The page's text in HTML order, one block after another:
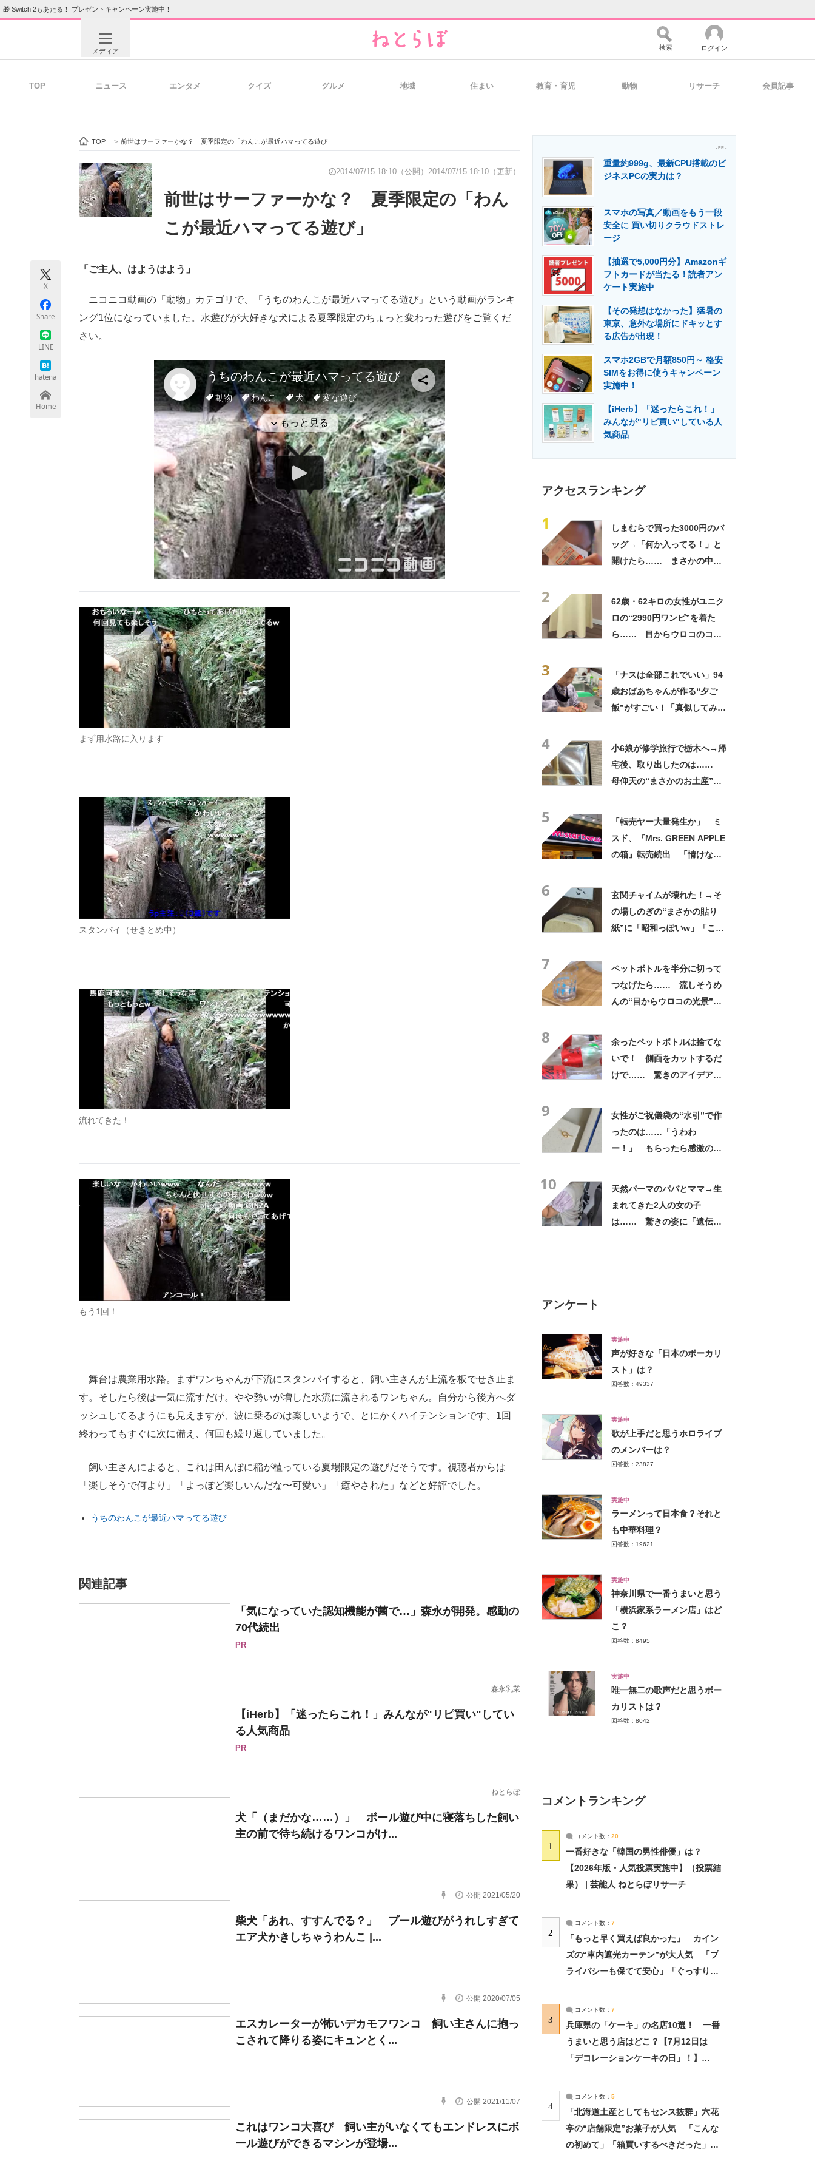
🎁 Switch 2もあたる！ プレゼントキャンペーン実施中！
メディア
ビジネスと働き方のヒント 経営リーダーのコミュニティ マーケ×ITの今がよく分かる
ITエンジニア向け専門サイト 企業向けIT製品の総合サイト 製造業のIT導入・活用を支援
エネルギーの専門メディア 建設×テクノロジーの最前線
検索 ログイン
TOP ニュース エンタメ クイズ グルメ 地域 住まい 教育・育児 動物 リサーチ 会員記事
TOP > 前世はサーファーかな？ 夏季限定の「わんこが最近ハマってる遊び」
2014/07/15 18:10（公開） 2014/07/15 18:10（更新）
前世はサーファーかな？ 夏季限定の「わん
こが最近ハマってる遊び」
X
Share
LINE
hatena
Home
「ご主人、はようはよう」
ニコニコ動画の「動物」カテゴリで、「うちのわんこが最近ハマってる遊び」という動画がランキ
ング1位になっていました。水遊びが大好きな犬による夏季限定のちょっと変わった遊びをご覧くだ
さい。
まず用水路に入ります
スタンバイ（せきとめ中）
流れてきた！
もう1回！
舞台は農業用水路。まずワンちゃんが下流にスタンバイすると、飼い主さんが上流を板でせき止ま
す。そしたら後は一気に流すだけ。やや勢いが増した水流に流されるワンちゃん。自分から後方へダ
ッシュしてるようにも見えますが、波に乗るのは楽しいようで、とにかくハイテンションです。1回
終わってもすぐに次に備え、何回も繰り返していました。
飼い主さんによると、これは田んぼに稲が植っている夏場限定の遊びだそうです。視聴者からは
「楽しそうで何より」「よっぽど楽しいんだな〜可愛い」「癒やされた」などと好評でした。
うちのわんこが最近ハマってる遊び
関連記事
「気になっていた認知機能が菌で…」森永が開発。感動の
70代続出
PR
森永乳業
【iHerb】「迷ったらこれ！」みんなが"リピ買い"してい
る人気商品
PR
ねとらぼ
犬「（まだかな……）」 ボール遊び中に寝落ちした飼い
主の前で待ち続けるワンコがけ...
公開 2021/05/20
柴犬「あれ、すすんでる？」 プール遊びがうれしすぎて
エア犬かきしちゃうわんこ |...
公開 2020/07/05
エスカレーターが怖いデカモフワンコ 飼い主さんに抱っ
こされて降りる姿にキュンとく...
公開 2021/11/07
これはワンコ大喜び 飼い主がいなくてもエンドレスにボ
ール遊びができるマシンが登場...
- PR -
重量約999g、最新CPU搭載のビ
ジネスPCの実力は？
スマホの写真／動画をもう一段
安全に 買い切りクラウドストレ
ージ
【抽選で5,000円分】Amazonギ
フトカードが当たる！読者アン
ケート実施中
【その発想はなかった】猛暑の
東京、意外な場所にドキッとす
る広告が出現！
スマホ2GBで月額850円～ 格安
SIMをお得に使うキャンペーン
実施中！
【iHerb】「迷ったらこれ！」
みんなが"リピ買い"している人
気商品
アクセスランキング
1
しまむらで買った3000円のバ
ッグ→「何か入ってる！」と
開けたら…… まさかの中身
2
62歳・62キロの女性がユニク
ロの“2990円ワンピ”を着た
ら…… 目からウロコのコー
3
「ナスは全部これでいい」94
歳おばあちゃんが作る“夕ご
飯”がすごい！「真似してみま
4
小6娘が修学旅行で栃木へ→帰
宅後、取り出したのは……
母仰天の“まさかのお土産”に
5
「転売ヤー大量発生か」 ミ
スド、『Mrs. GREEN APPLE
の箱』転売続出 「情けない
6
玄関チャイムが壊れた！→そ
の場しのぎの“まさかの貼り
紙”に「昭和っぽいw」「こん
7
ペットボトルを半分に切って
つなげたら…… 流しそうめ
んの“目からウロコの光景”に
8
余ったペットボトルは捨てな
いで！ 側面をカットするだ
けで…… 驚きのアイデアに
9
女性がご祝儀袋の“水引”で作
ったのは……「うわわ
ー！」 もらったら感激のデ
10
天然パーマのパパとママ→生
まれてきた2人の女の子
は…… 驚きの姿に「遺伝っ
アンケート
実施中
声が好きな「日本のボーカリ
スト」は？
回答数：49337
実施中
歌が上手だと思うホロライブ
のメンバーは？
回答数：23827
実施中
ラーメンって日本食？それと
も中華料理？
回答数：19621
実施中
神奈川県で一番うまいと思う
「横浜家系ラーメン店」はど
こ？
回答数：8495
実施中
唯一無二の歌声だと思うボー
カリストは？
回答数：8042
コメントランキング
1
コメント数： 20
一番好きな「韓国の男性俳優」は？
【2026年版・人気投票実施中】（投票結
果） | 芸能人 ねとらぼリサーチ
2
コメント数： 7
「もっと早く買えば良かった」 カイン
ズの“車内遮光カーテン”が大人気 「プ
ライバシーも保てて安心」「ぐっすり眠
3
コメント数： 7
兵庫県の「ケーキ」の名店10選！ 一番
うまいと思う店はどこ？【7月12日は
「デコレーションケーキの日」！】
4
コメント数： 5
「北海道土産としてもセンス抜群」六花
亭の“店舗限定”お菓子が人気 「こんな
の初めて」「箱買いするべきだった」